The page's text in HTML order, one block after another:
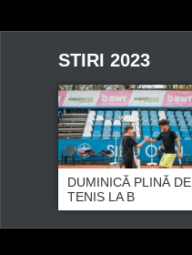
STIRI 2023
DUMINICĂ PLINĂ DE
TENIS LA B